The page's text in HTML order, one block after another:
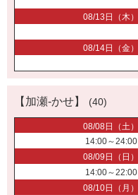
08/13日（木）
08/14日（金）
【加瀬-かせ】 (40)
08/08日（土）
14:00～24:00
08/09日（日）
14:00～22:00
08/10日（月）